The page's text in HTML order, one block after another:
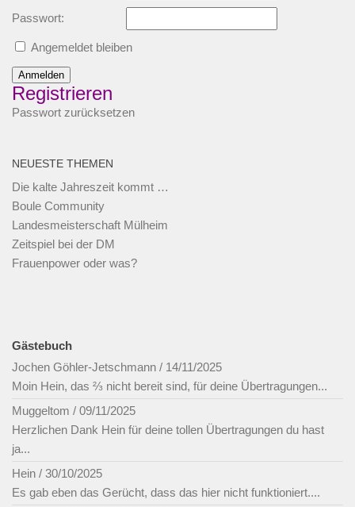
Passwort:
Angemeldet bleiben
Anmelden
Registrieren
Passwort zurücksetzen
NEUESTE THEMEN
Die kalte Jahreszeit kommt …
Boule Community
Landesmeisterschaft Mülheim
Zeitspiel bei der DM
Frauenpower oder was?
Gästebuch
Jochen Göhler-Jetschmann / 14/11/2025
Moin Hein, das ⅔ nicht bereit sind, für deine Übertragungen...
Muggeltom / 09/11/2025
Herzlichen Dank Hein für deine tollen Übertragungen du hast
ja...
Hein / 30/10/2025
Es gab eben das Gerücht, dass das hier nicht funktioniert....